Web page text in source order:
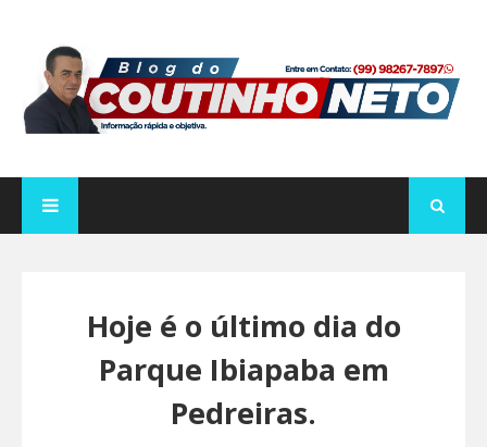
Hoje é o último dia do
Parque Ibiapaba em
Pedreiras.